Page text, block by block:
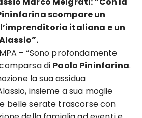
scompare un
italiana e un
– “Sono profondamente
di Paolo Pininfarina.
la sua assidua
insieme a sua moglie
belle serate trascorse con